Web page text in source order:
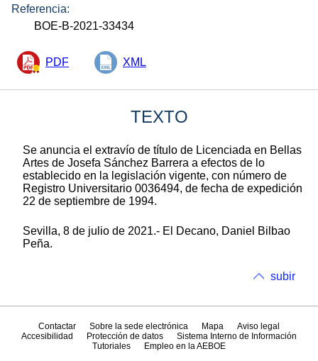
Referencia:
BOE-B-2021-33434
PDF XML
TEXTO
Se anuncia el extravío de título de Licenciada en Bellas
Artes de Josefa Sánchez Barrera a efectos de lo
establecido en la legislación vigente, con número de
Registro Universitario 0036494, de fecha de expedición
22 de septiembre de 1994.
Sevilla, 8 de julio de 2021.- El Decano, Daniel Bilbao
Peña.
subir
Contactar Sobre la sede electrónica Mapa
Aviso legal
Accesibilidad
Protección de datos
Sistema Interno de Información
Tutoriales
Empleo en la AEBOE